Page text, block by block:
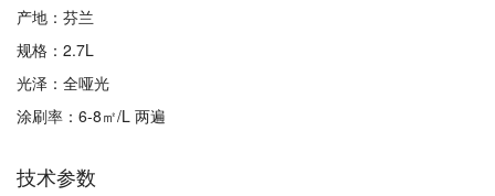
产地：芬兰
规格：2.7L
光泽：全哑光
涂刷率：6-8㎡/L 两遍
技术参数